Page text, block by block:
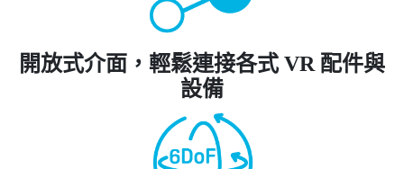
開放式介面，輕鬆連接各式 VR 配件與
設備